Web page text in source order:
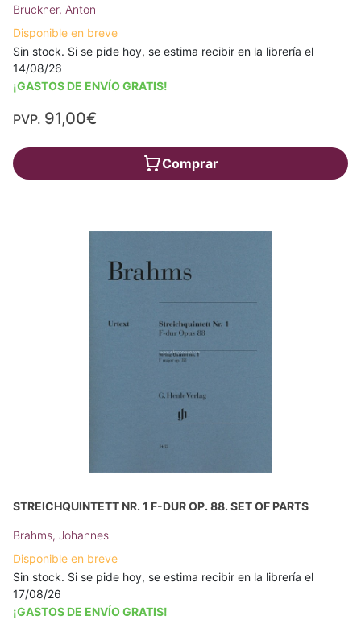
Bruckner, Anton
Disponible en breve
Sin stock. Si se pide hoy, se estima recibir en la librería el
14/08/26
¡GASTOS DE ENVÍO GRATIS!
PVP. 91,00€
Comprar
STREICHQUINTETT NR. 1 F-DUR OP. 88. SET OF PARTS
Brahms, Johannes
Disponible en breve
Sin stock. Si se pide hoy, se estima recibir en la librería el
17/08/26
¡GASTOS DE ENVÍO GRATIS!